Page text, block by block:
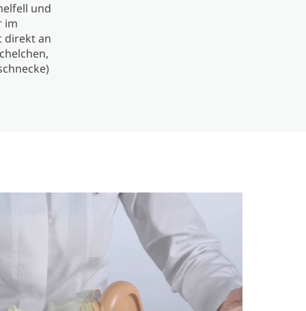
und
im
direkt an